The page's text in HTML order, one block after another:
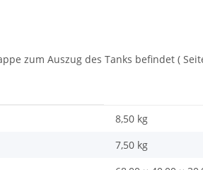
zum Auszug des Tanks befindet (
8,50 kg
7,50 kg